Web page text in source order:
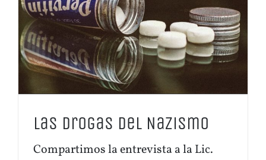
Las Drogas del Nazismo
Compartimos la entrevista a la Lic.